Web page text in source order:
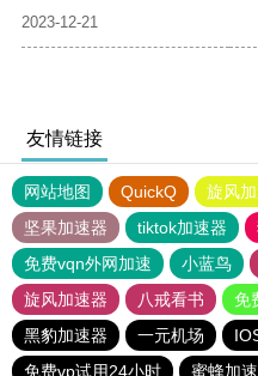
2023-12-21
友情链接
网站地图 QuickQ 旋风
坚果加速器
tiktok加速器
免费vqn外网加速
小蓝鸟
旋风加速器
八戒看书
免
黑豹加速器
一元机场
免费vp试用24小时
蜜蜂加